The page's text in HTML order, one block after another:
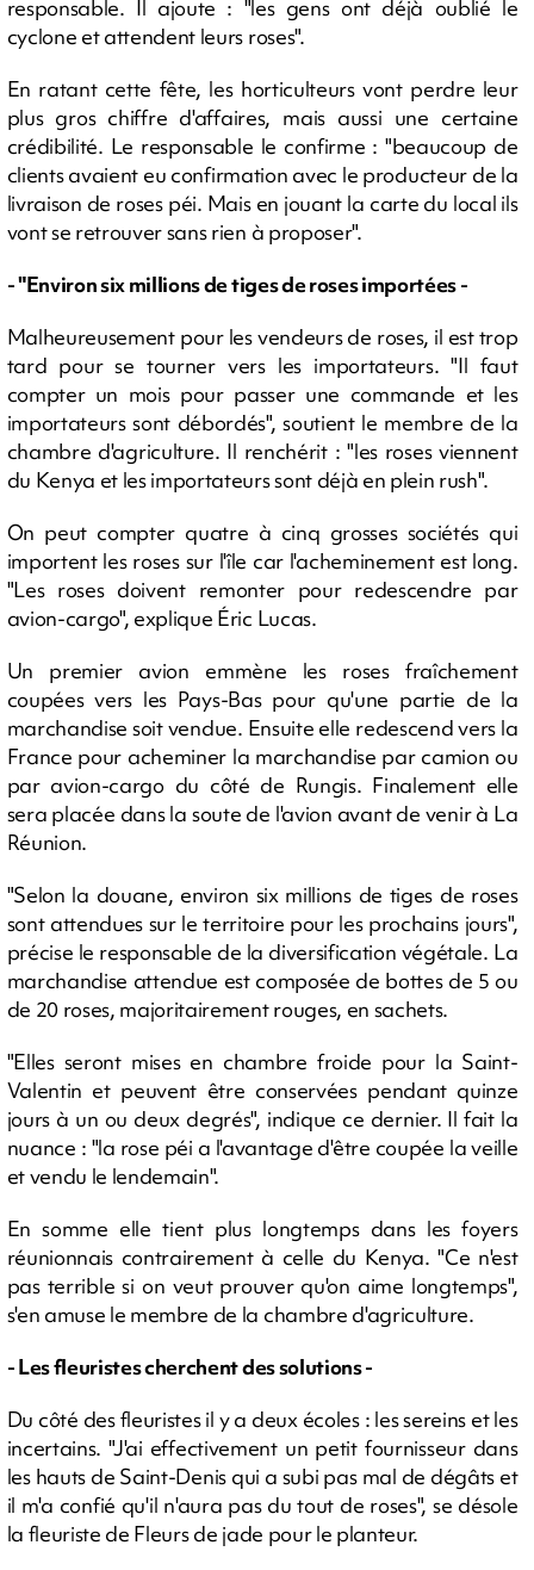
responsable. Il ajoute : "les gens ont déjà oublié le
cyclone et attendent leurs roses".
En ratant cette fête, les horticulteurs vont perdre leur
plus gros chiffre d'affaires, mais aussi une certaine
crédibilité. Le responsable le confirme : "beaucoup de
clients avaient eu confirmation avec le producteur de la
livraison de roses péi. Mais en jouant la carte du local ils
vont se retrouver sans rien à proposer".
- "Environ six millions de tiges de roses importées -
Malheureusement pour les vendeurs de roses, il est trop
tard pour se tourner vers les importateurs. "Il faut
compter un mois pour passer une commande et les
importateurs sont débordés", soutient le membre de la
chambre d'agriculture. Il renchérit : "les roses viennent
du Kenya et les importateurs sont déjà en plein rush".
On peut compter quatre à cinq grosses sociétés qui
importent les roses sur l'île car l'acheminement est long.
"Les roses doivent remonter pour redescendre par
avion-cargo", explique Éric Lucas.
Un premier avion emmène les roses fraîchement
coupées vers les Pays-Bas pour qu'une partie de la
marchandise soit vendue. Ensuite elle redescend vers la
France pour acheminer la marchandise par camion ou
par avion-cargo du côté de Rungis. Finalement elle
sera placée dans la soute de l'avion avant de venir à La
Réunion.
"Selon la douane, environ six millions de tiges de roses
sont attendues sur le territoire pour les prochains jours",
précise le responsable de la diversification végétale. La
marchandise attendue est composée de bottes de 5 ou
de 20 roses, majoritairement rouges, en sachets.
"Elles seront mises en chambre froide pour la Saint-
Valentin et peuvent être conservées pendant quinze
jours à un ou deux degrés", indique ce dernier. Il fait la
nuance : "la rose péi a l'avantage d'être coupée la veille
et vendu le lendemain".
En somme elle tient plus longtemps dans les foyers
réunionnais contrairement à celle du Kenya. "Ce n'est
pas terrible si on veut prouver qu'on aime longtemps",
s'en amuse le membre de la chambre d'agriculture.
- Les fleuristes cherchent des solutions -
Du côté des fleuristes il y a deux écoles : les sereins et les
incertains. "J'ai effectivement un petit fournisseur dans
les hauts de Saint-Denis qui a subi pas mal de dégâts et
il m'a confié qu'il n'aura pas du tout de roses", se désole
la fleuriste de Fleurs de jade pour le planteur.